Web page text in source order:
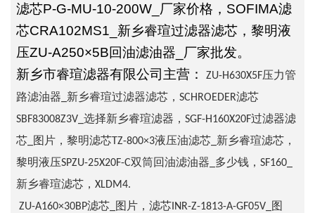
滤芯P-G-MU-10-200W_厂家价格，SOFIMA滤
芯CRA102MS1_新乡睿瑄过滤器滤芯，黎明液
压ZU-A250×5B回油滤油器_厂家批发。
新乡市睿瑄滤器有限公司主营：
ZU-H630X5F压力管
路滤油器_新乡睿瑄过滤器滤芯，SCHROEDER滤芯
SBF83008Z3V_选择新乡睿瑄滤器，SGF-H160X20F过滤器滤
芯_图片，黎明滤芯TZ-800×3液压油滤芯_新乡睿瑄滤芯，
黎明液压SPZU-25X20F-C双筒回油滤油器_多少钱，SF160_
新乡睿瑄滤芯，XLDM4.
ZU-A160×30BP滤芯_图片，滤芯INR-Z-1813-A-GF05V_图